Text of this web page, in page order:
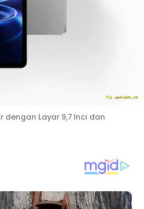
dengan Layar 9,7 Inci dan